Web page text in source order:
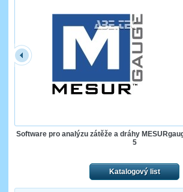
Software pro analýzu zátěže a dráhy
5
Katalogový list